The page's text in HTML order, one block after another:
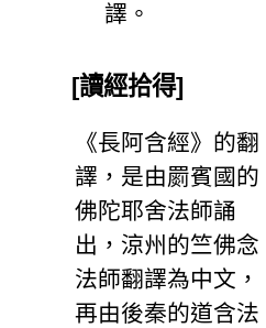
譯。
[讀經拾得]
《長阿含經》的翻
譯，是由罽賓國的
佛陀耶舍法師誦
出，涼州的竺佛念
法師翻譯為中文，
再由後秦的道含法